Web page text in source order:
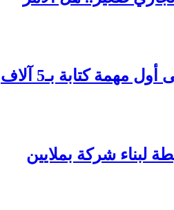
كيف حصلت على أول مهمة كتابة بـ5 آلاف
لبناء شركة بملايين